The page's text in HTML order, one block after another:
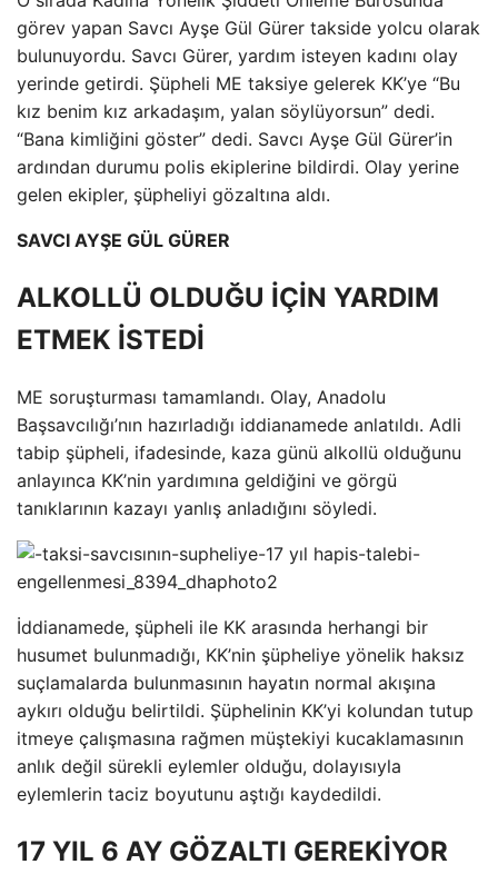
görev yapan Savcı Ayşe Gül Gürer takside yolcu olarak
bulunuyordu. Savcı Gürer, yardım isteyen kadını olay
yerinde getirdi. Şüpheli ME taksiye gelerek KK’ye “Bu
kız benim kız arkadaşım, yalan söylüyorsun” dedi.
“Bana kimliğini göster” dedi. Savcı Ayşe Gül Gürer’in
ardından durumu polis ekiplerine bildirdi. Olay yerine
gelen ekipler, şüpheliyi gözaltına aldı.
SAVCI AYŞE GÜL GÜRER
ALKOLLÜ OLDUĞU İÇİN YARDIM
ETMEK İSTEDİ
ME soruşturması tamamlandı. Olay, Anadolu
Başsavcılığı’nın hazırladığı iddianamede anlatıldı. Adli
tabip şüpheli, ifadesinde, kaza günü alkollü olduğunu
anlayınca KK’nin yardımına geldiğini ve görgü
tanıklarının kazayı yanlış anladığını söyledi.
İddianamede, şüpheli ile KK arasında herhangi bir
husumet bulunmadığı, KK’nin şüpheliye yönelik haksız
suçlamalarda bulunmasının hayatın normal akışına
aykırı olduğu belirtildi. Şüphelinin KK’yi kolundan tutup
itmeye çalışmasına rağmen müştekiyi kucaklamasının
anlık değil sürekli eylemler olduğu, dolayısıyla
eylemlerin taciz boyutunu aştığı kaydedildi.
17 YIL 6 AY ​​GÖZALTI GEREKİYOR